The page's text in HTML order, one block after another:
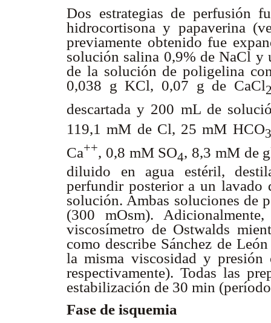
Dos estrategias de perfusión
hidrocortisona y papaverina
previamente obtenido fue
solución salina 0,9% de NaCl y
de la solución de poligelina
0,038 g KCl, 0,07 g de CaCl
descartada y 200 mL de
119,1 mM de Cl, 25 mM HCO3
Ca++, 0,8 mM SO4, 8,3 mM de
diluido en agua estéril,
perfundir posterior a un lavado
solución. Ambas soluciones de
(300 mOsm).
viscosímetro de Ostwalds
como describe Sánchez de
la misma viscosidad y
respectivamente). Todas las
estabilización de 30 min
Fase de isquemia